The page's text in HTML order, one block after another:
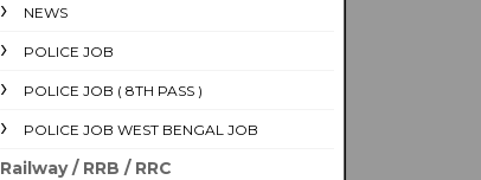
NEWS
POLICE JOB
POLICE JOB ( 8TH PASS )
POLICE JOB WEST BENGAL JOB
Railway / RRB / RRC